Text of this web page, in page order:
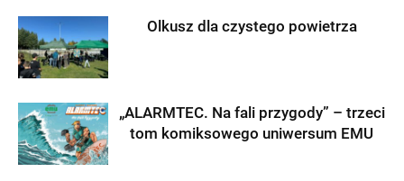
Olkusz dla czystego powietrza
„ALARMTEC. Na fali przygody” – trzeci
tom komiksowego uniwersum EMU